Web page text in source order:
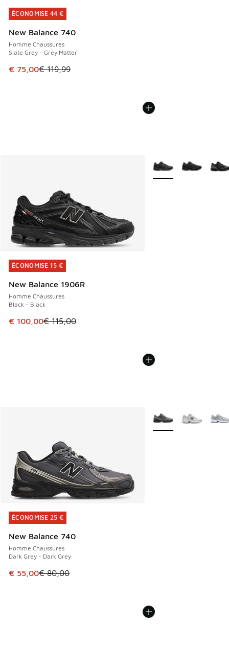
ÉCONOMISE 44 €
New Balance 740
Homme Chaussures
Slate Grey - Grey Matter
Cet article est en promotion. Prix en baisse de € 119,99 à
€ 75,00€ 119,99
ÉCONOMISE 44 €
ÉCONOMISE 15 €
New Balance 1906R
Homme Chaussures
Black - Black
Cet article est en promotion. Prix en baisse de € 115,00 à
€ 100,00€ 115,00
ÉCONOMISE 15 €
Plus de couleurs
ÉCONOMISE 25 €
New Balance 740
Homme Chaussures
Dark Grey - Dark Grey
Cet article est en promotion. Prix en baisse de € 80,00 à
€ 55,00€ 80,00
ÉCONOMISE 25 €
Plus de couleurs